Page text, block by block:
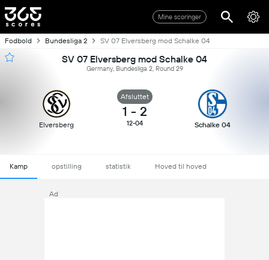
Mine scoringer
Fodbold Bundesliga 2 SV 07 Elversberg mod Schalke 04
SV 07 Elversberg mod Schalke 04
Germany, Bundesliga 2, Round 29
Elversberg
Afsluttet
1 - 2
12-04 Schalke 04
Kamp opstilling statistik Hoved til hoved
Ad